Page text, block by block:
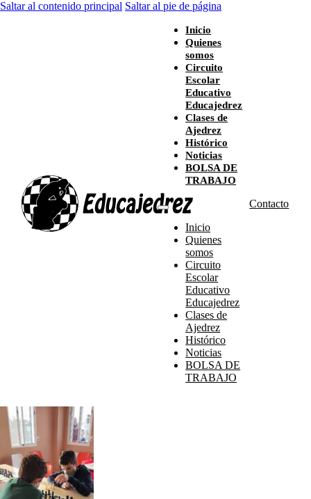
Saltar al contenido principal Saltar al pie de página
Inicio
Quienes
somos
Circuito
Escolar
Educativo
Educajedrez
Clases de
Ajedrez
Histórico
Noticias
BOLSA DE
TRABAJO
Inicio
Quienes
somos
Circuito
Escolar
Educativo
Educajedrez
Clases de
Ajedrez
Histórico
Noticias
BOLSA DE
TRABAJO
Contacto